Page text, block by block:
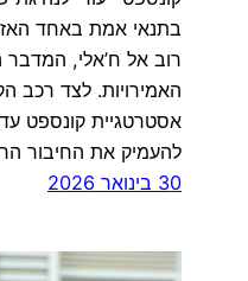
בתנאי אמת באחד
רוב אל ח’אלי, המדבר
האמירויות. לצד רכב
אסטרטגיית קונספט
להעמיק את החיבור
30 בינואר 2026